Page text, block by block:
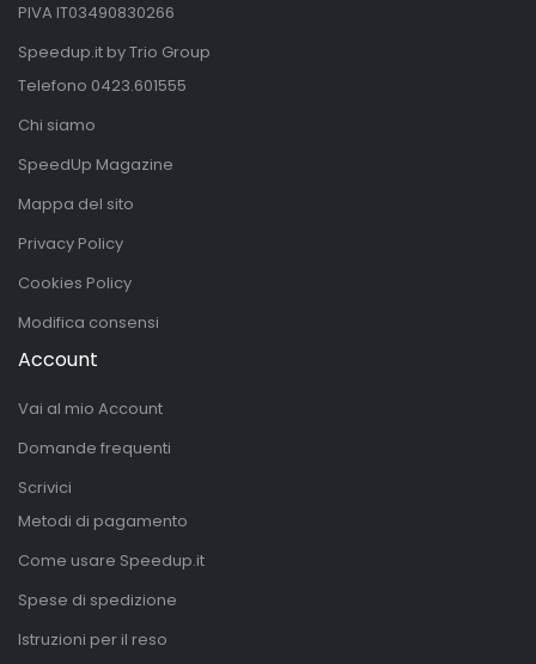
PIVA IT03490830266
Speedup.it by Trio Group
Telefono 0423.601555
Chi siamo
SpeedUp Magazine
Mappa del sito
Privacy Policy
Cookies Policy
Modifica consensi
Account
Vai al mio Account
Domande frequenti
Scrivici
Metodi di pagamento
Come usare Speedup.it
Spese di spedizione
Istruzioni per il reso